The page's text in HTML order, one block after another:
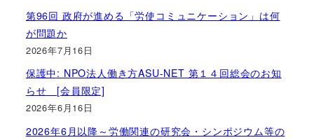
第96回 政府が進める「労使コミュニケーション」は何
が問題か
2026年7月16日
保護中: NPO法人働き方ASU-NET 第１４回総会のお知
らせ [会員限定]
2026年6月16日
2026年6月以降～労働関連の研究会・シンポジウム等の